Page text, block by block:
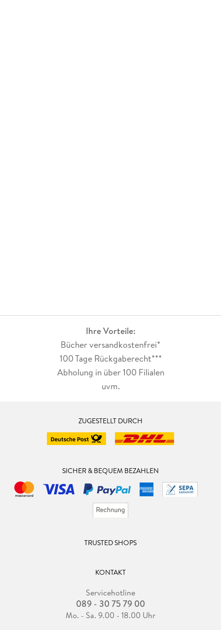
Ihre Vorteile:
Bücher versandkostenfrei*
100 Tage Rückgaberecht***
Abholung in über 100 Filialen
uvm.
ZUGESTELLT DURCH
SICHER & BEQUEM BEZAHLEN
TRUSTED SHOPS
KONTAKT
Servicehotline
089 - 30 75 79 00
Mo. - Sa. 9.00 - 18.00 Uhr